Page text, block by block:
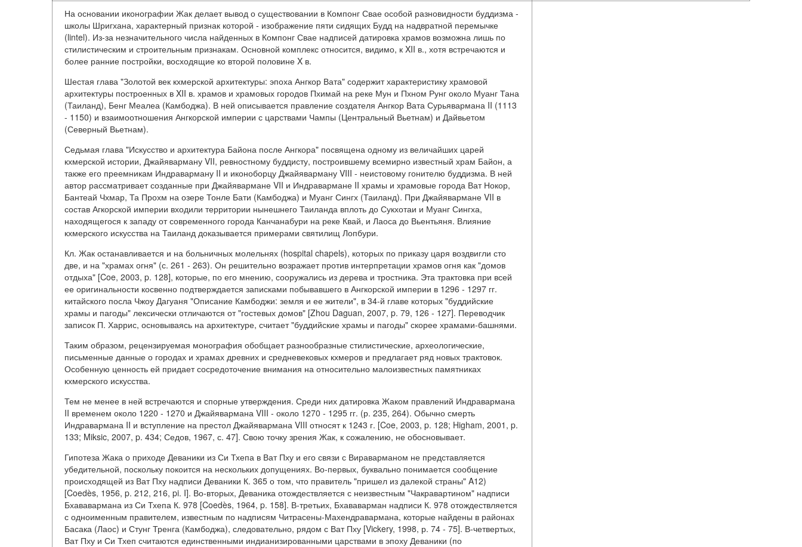
На основании иконографии Жак делает вывод о существовании в Компонг Свае особой разновидности буддизма -
школы Шригхана, характерный признак которой - изображение пяти сидящих Будд на надвратной перемычке
(lintel). Из-за незначительного числа найденных в Компонг Свае надписей датировка храмов возможна лишь по
стилистическим и строительным признакам. Основной комплекс относится, видимо, к XII в., хотя встречаются и
более ранние постройки, восходящие ко второй половине X в.
Шестая глава "Золотой век кхмерской архитектуры: эпоха Ангкор Вата" содержит характеристику храмовой
архитектуры построенных в XII в. храмов и храмовых городов Пхимай на реке Мун и Пхном Рунг около Муанг Тана
(Таиланд), Бенг Меалеа (Камбоджа). В ней описывается правление создателя Ангкор Вата Сурьявармана II (1113
- 1150) и взаимоотношения Ангкорской империи с царствами Чампы (Центральный Вьетнам) и Дайвьетом
(Северный Вьетнам).
Седьмая глава "Искусство и архитектура Байона после Ангкора" посвящена одному из величайших царей
кхмерской истории, Джайяварману VII, ревностному буддисту, построившему всемирно известный храм Байон, а
также его преемникам Индраварману II и иконоборцу Джайяварману VIII - неистовому гонителю буддизма. В ней
автор рассматривает созданные при Джайявармане VII и Индравармане II храмы и храмовые города Ват Нокор,
Бантеай Чхмар, Та Прохм на озере Тонле Бати (Камбоджа) и Муанг Сингх (Таиланд). При Джайявармане VII в
состав Агкорской империи входили территории нынешнего Таиланда вплоть до Сукхотаи и Муанг Сингха,
находящегося к западу от современного города Канчанабури на реке Квай, и Лаоса до Вьентьяня. Влияние
кхмерского искусства на Таиланд доказывается примерами святилищ Лопбури.
Кл. Жак останавливается и на больничных молельнях (hospital chapels), которых по приказу царя воздвигли сто
две, и на "храмах огня" (с. 261 - 263). Он решительно возражает против интерпретации храмов огня как "домов
отдыха" [Coe, 2003, p. 128], которые, по его мнению, сооружались из дерева и тростника. Эта трактовка при всей
ее оригинальности косвенно подтверждается записками побывавшего в Ангкорской империи в 1296 - 1297 гг.
китайского посла Чжоу Дагуаня "Описание Камбоджи: земля и ее жители", в 34-й главе которых "буддийские
храмы и пагоды" лексически отличаются от "гостевых домов" [Zhou Daguan, 2007, p. 79, 126 - 127]. Переводчик
записок П. Харрис, основываясь на архитектуре, считает "буддийские храмы и пагоды" скорее храмами-башнями.
Таким образом, рецензируемая монография обобщает разнообразные стилистические, археологические,
письменные данные о городах и храмах древних и средневековых кхмеров и предлагает ряд новых трактовок.
Особенную ценность ей придает сосредоточение внимания на относительно малоизвестных памятниках
кхмерского искусства.
Тем не менее в ней встречаются и спорные утверждения. Среди них датировка Жаком правлений Индравармана
II временем около 1220 - 1270 и Джайявармана VIII - около 1270 - 1295 гг. (р. 235, 264). Обычно смерть
Индравармана II и вступление на престол Джайявармана VIII относят к 1243 г. [Coe, 2003, p. 128; Higham, 2001, p.
133; Miksic, 2007, p. 434; Седов, 1967, с. 47]. Свою точку зрения Жак, к сожалению, не обосновывает.
Гипотеза Жака о приходе Деваники из Си Тхепа в Ват Пху и его связи с Вираварманом не представляется
убедительной, поскольку покоится на нескольких допущениях. Во-первых, буквально понимается сообщение
происходящей из Ват Пху надписи Деваники К. 365 о том, что правитель "пришел из далекой страны" A12)
[Coedès, 1956, p. 212, 216, pi. I]. Во-вторых, Деваника отождествляется с неизвестным "Чакравартином" надписи
Бхававармана из Си Тхепа К. 978 [Coedès, 1964, p. 158]. В-третьих, Бхававарман надписи К. 978 отождествляется
с одноименным правителем, известным по надписям Читрасены-Махендравармана, которые найдены в районах
Басака (Лаос) и Стунг Тренга (Камбоджа), следовательно, рядом с Ват Пху [Vickery, 1998, р. 74 - 75]. В-четвертых,
Ват Пху и Си Тхеп считаются единственными индианизированными царствами в эпоху Деваники (по